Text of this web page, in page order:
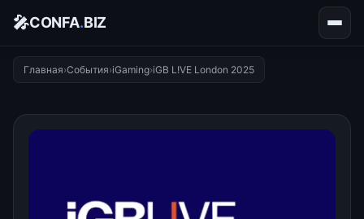
🎤CONFA.BIZ
Главная›События›iGaming›iGB L!VE London 2025